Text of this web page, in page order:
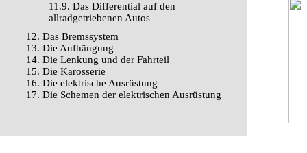
11.9. Das Differential auf den
allradgetriebenen Autos
12. Das Bremssystem
13. Die Aufhängung
14. Die Lenkung und der Fahrteil
15. Die Karosserie
16. Die elektrische Ausrüstung
17. Die Schemen der elektrischen Ausrüstung